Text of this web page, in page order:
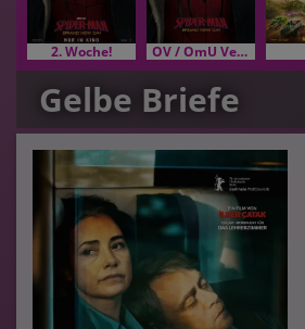
2. Woche! OV / OmU Versionen
Gelbe Briefe